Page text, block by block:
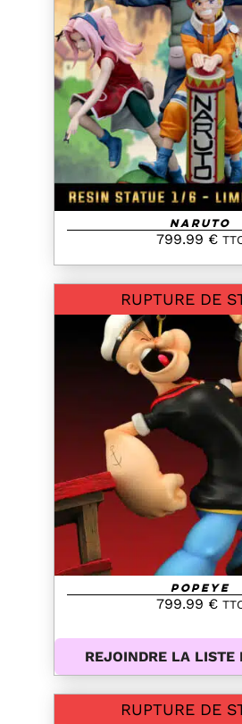
AJOUTER AU
DETAILS
Naruto
799.99 €
RUPTURE DE
DETAILS
Popeye
799.99 €
REJOINDRE LA LISTE
RUPTURE DE